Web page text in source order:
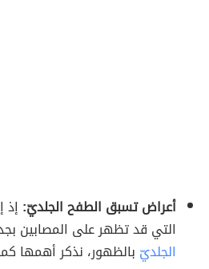
أعراض تسبق الطفح الجلديّ:
التي قد تظهر على المصابين
الجلديّ بالظهور، نذكر أهمها